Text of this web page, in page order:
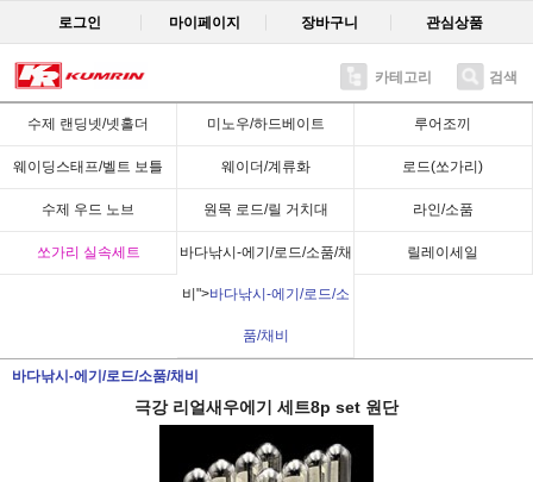
로그인 마이페이지 장바구니 관심상품
카테고리 검색
수제 랜딩넷/넷홀더 미노우/하드베이트 루어조끼
웨이딩스태프/벨트 보틀 웨이더/계류화 로드(쏘가리)
수제 우드 노브 원목 로드/릴 거치대 라인/소품
쏘가리 실속세트 바다낚시-에기/로드/소품/채
비">바다낚시-에기/로드/소
품/채비
릴레이세일
바다낚시-에기/로드/소품/채비
Recent
극강 리얼새우에기 세트8p set 원단